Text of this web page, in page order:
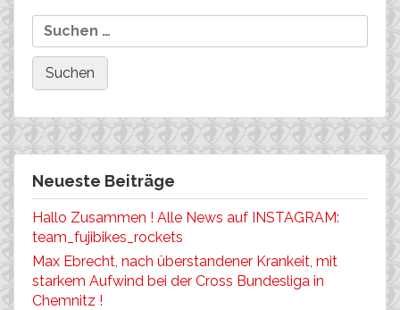
Neueste Beiträge
Hallo Zusammen ! Alle News auf INSTAGRAM:
team_fujibikes_rockets
Max Ebrecht, nach überstandener Krankeit, mit
starkem Aufwind bei der Cross Bundesliga in
Chemnitz !